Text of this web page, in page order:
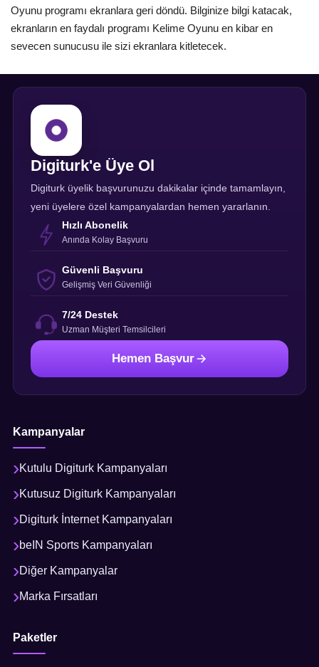
Oyunu programı ekranlara geri döndü. Bilginize bilgi katacak,
ekranların en faydalı programı Kelime Oyunu en kibar en
sevecen sunucusu ile sizi ekranlara kitletecek.
Digiturk'e Üye Ol
Digiturk üyelik başvurunuzu dakikalar içinde tamamlayın,
yeni üyelere özel kampanyalardan hemen yararlanın.
Hızlı Abonelik
Anında Kolay Başvuru
Güvenli Başvuru
Gelişmiş Veri Güvenliği
7/24 Destek
Uzman Müşteri Temsilcileri
Hemen Başvur
Kampanyalar
Kutulu Digiturk Kampanyaları
Kutusuz Digiturk Kampanyaları
Digiturk İnternet Kampanyaları
beIN Sports Kampanyaları
Diğer Kampanyalar
Marka Fırsatları
Paketler